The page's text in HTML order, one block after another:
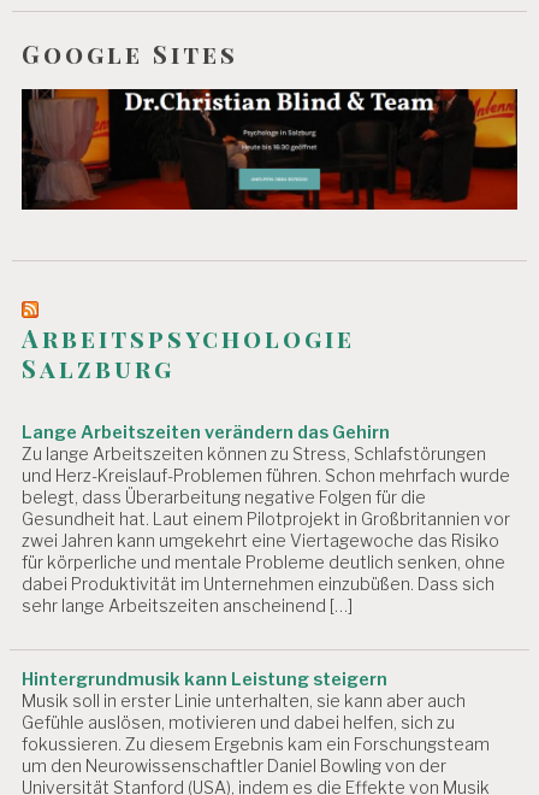
Google Sites
Arbeitspsychologie
Salzburg
Lange Arbeitszeiten verändern das Gehirn
Zu lange Arbeitszeiten können zu Stress, Schlafstörungen
und Herz-Kreislauf-Problemen führen. Schon mehrfach wurde
belegt, dass Überarbeitung negative Folgen für die
Gesundheit hat. Laut einem Pilotprojekt in Großbritannien vor
zwei Jahren kann umgekehrt eine Viertagewoche das Risiko
für körperliche und mentale Probleme deutlich senken, ohne
dabei Produktivität im Unternehmen einzubüßen. Dass sich
sehr lange Arbeitszeiten anscheinend […]
Hintergrundmusik kann Leistung steigern
Musik soll in erster Linie unterhalten, sie kann aber auch
Gefühle auslösen, motivieren und dabei helfen, sich zu
fokussieren. Zu diesem Ergebnis kam ein Forschungsteam
um den Neurowissenschaftler Daniel Bowling von der
Universität Stanford (USA), indem es die Effekte von Musik